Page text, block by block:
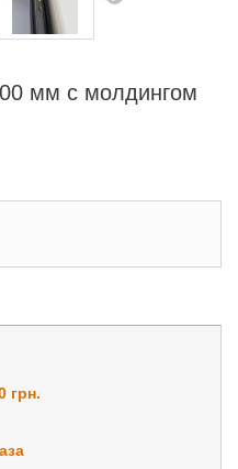
мм с молдингом
грн.